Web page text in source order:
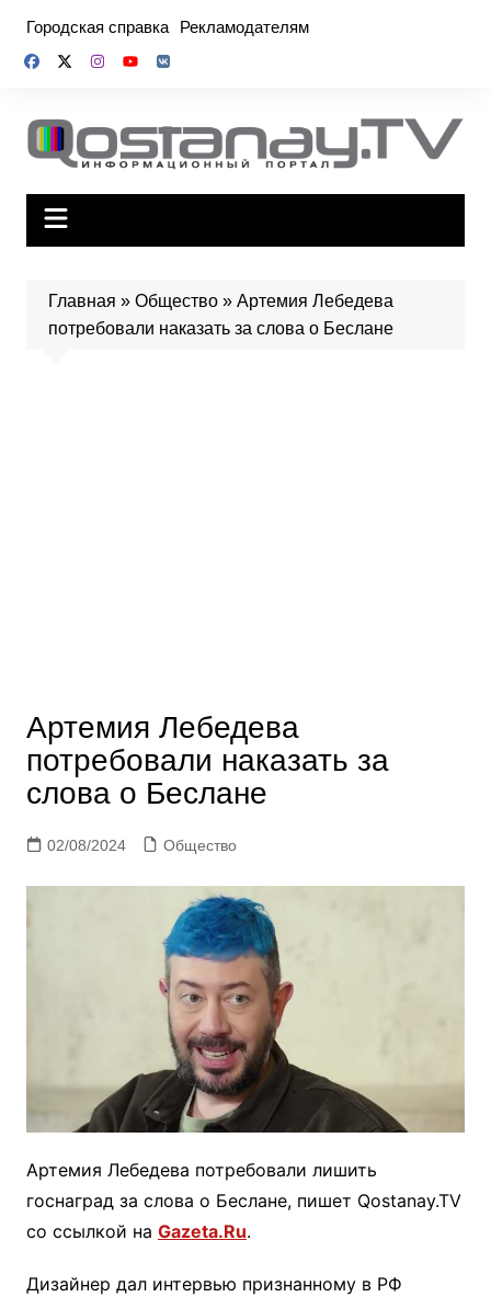
содержимому
Городская справка Рекламодателям
Главная » Общество» Артемия Лебедева
потребовали наказать за слова о Беслане
Артемия Лебедева
потребовали наказать за
слова о Беслане
02/08/2024 Общество
Артемия Лебедева потребовали лишить
госнаград за слова о Беслане, пишет Qostanay.TV
со ссылкой на Gazeta.Ru.
Дизайнер дал интервью признанному в РФ